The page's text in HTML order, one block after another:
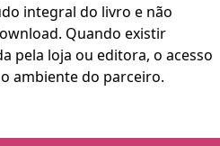
integral do livro e não
Quando existir
pela loja ou editora, o acesso
ambiente do parceiro.